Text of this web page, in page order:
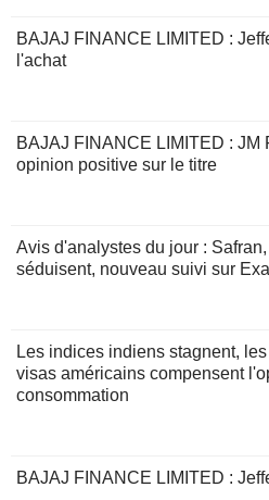
BAJAJ FINANCE LIMITED :
l'achat
BAJAJ FINANCE LIMITED : JM
opinion positive sur le titre
Avis d'analystes du jour :
séduisent, nouveau suivi sur
Les indices indiens stagnent,
visas américains compensent
consommation
BAJAJ FINANCE LIMITED :